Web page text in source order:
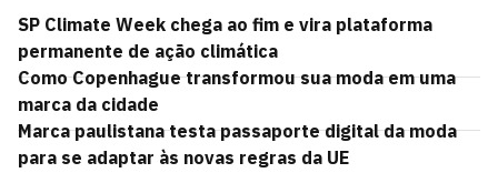
SP Climate Week chega ao fim e vira plataforma
permanente de ação climática
Como Copenhague transformou sua moda em uma
marca da cidade
Marca paulistana testa passaporte digital da moda
para se adaptar às novas regras da UE